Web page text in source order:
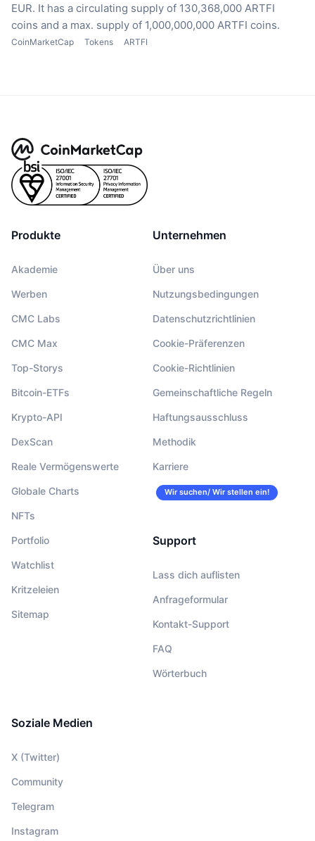
EUR. It has a circulating supply of 130,368,000 ARTFI
coins and a max. supply of 1,000,000,000 ARTFI coins.
CoinMarketCap Tokens ARTFI
Produkte
Akademie
Werben
CMC Labs
CMC Max
Top-Storys
Bitcoin-ETFs
Krypto-API
DexScan
Reale Vermögenswerte
Globale Charts
NFTs
Portfolio
Watchlist
Kritzeleien
Sitemap
Unternehmen
Über uns
Nutzungsbedingungen
Datenschutzrichtlinien
Cookie-Präferenzen
Cookie-Richtlinien
Gemeinschaftliche Regeln
Haftungsausschluss
Methodik
Karriere
Wir suchen/ Wir stellen ein!
Support
Lass dich auflisten
Anfrageformular
Kontakt-Support
FAQ
Wörterbuch
Soziale Medien
X (Twitter)
Community
Telegram
Instagram